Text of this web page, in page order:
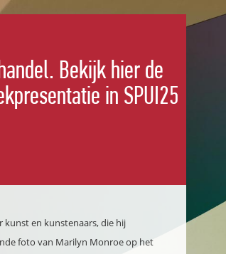
Bekijk hier de
in SPUI25
kunst en kunstenaars, die hij
foto van Marilyn Monroe op het